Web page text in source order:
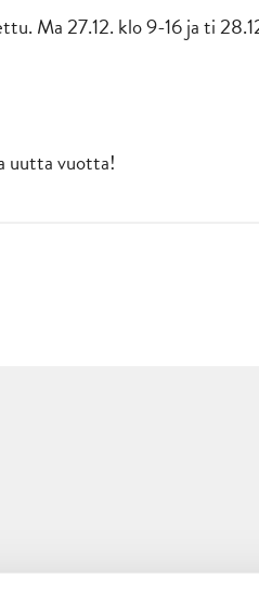
Ma 27.12. klo 9-16 ja ti
uutta vuotta!